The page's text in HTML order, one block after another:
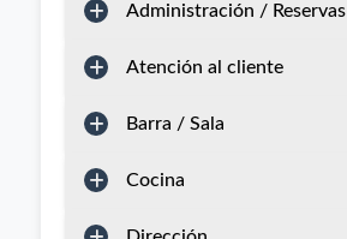
Administración / Reservas
Atención al cliente
Barra / Sala
Cocina